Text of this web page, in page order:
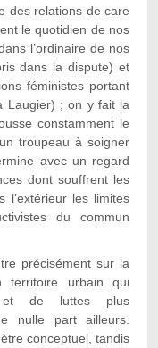
des relations de care
le quotidien de nos
l’ordinaire de nos
dans la dispute) et
féministes portant
Laugier) ; on y fait la
constamment le
troupeau à soigner
avec un regard
dont souffrent les
l’extérieur les limites
du commun
précisément sur la
territoire urbain qui
et de luttes plus
nulle part ailleurs.
conceptuel, tandis